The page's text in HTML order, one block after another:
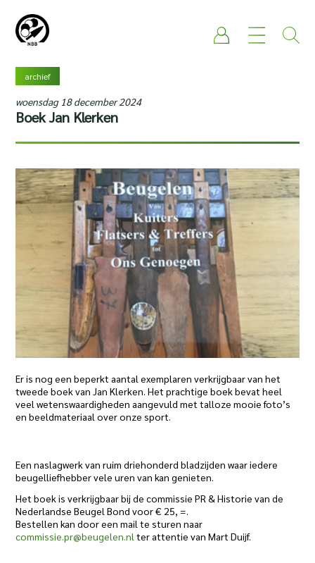
archief
woensdag 18 december 2024
Boek Jan Klerken
Er is nog een beperkt aantal exemplaren verkrijgbaar van het
tweede boek van Jan Klerken. Het prachtige boek bevat heel
veel wetenswaardigheden aangevuld met talloze mooie foto’s
en beeldmateriaal over onze sport.
Een naslagwerk van ruim driehonderd bladzijden waar iedere
beugelliefhebber vele uren van kan genieten.
Het boek is verkrijgbaar bij de commissie PR & Historie van de
Nederlandse Beugel Bond voor € 25, =.
Bestellen kan door een mail te sturen naar
commissie.pr@beugelen.nl ter attentie van Mart Duijf.